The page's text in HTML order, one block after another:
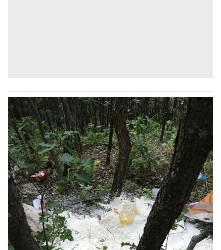
kılınması ve kişiselleştirilmesi ve sizlere yönelik
reklam/pazarlama faaliyetlerinin yapılması, amaçlarıyla
sınırlı olarak açık rızanız dahilinde kullanılacaktır.
Çerezlere ilişkin tercihlerinizi aşağıda yer alan panel
vasıtasıyla belirleyebilirsiniz. Çerezlere ilişkin detaylı bilgi
için Ayarlar butonuna tıklayabilir,Çerez Bilgilendirme
Metnimiziziyaret edebilirsiniz.
6698 sayılı Kişisel Verilerin Korunması Kanunu uyarınca
hazırlanmış Aydınlatma Metnimizi okumak ve sitemizde
ilgili mevzuata uygun olarak kullanılan çerezlerle ilgili bilgi
almak için lütfentıklayınız.